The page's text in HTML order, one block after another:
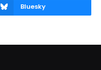
Bluesky